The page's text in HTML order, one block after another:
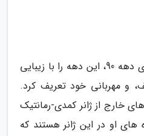
درو بریمور، یکی از ملکه های دهه 90، این دهه را با زیبایی
و مهربانی خود تعریف کرد.
خارج از ژانر کمدی-رمانتیک
های او در این ژانر هستند که